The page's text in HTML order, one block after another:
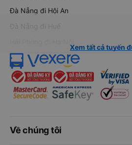
Đà Nẵng đi Hội An
Đà Nẵng đi Huế
Xem tất cả tuyến
Về chúng tôi